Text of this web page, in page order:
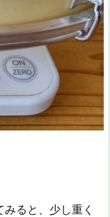
ると、少し重く